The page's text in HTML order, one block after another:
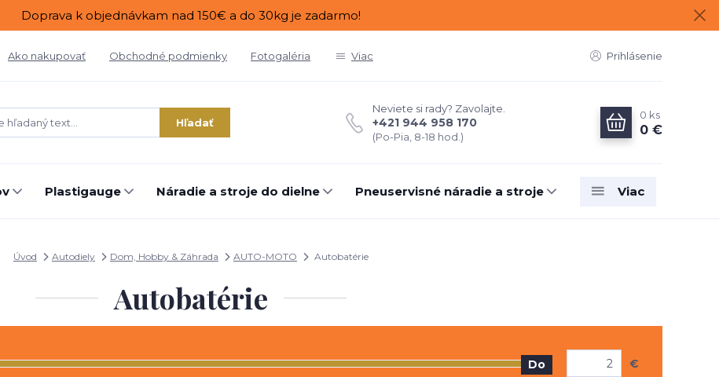
Doprava k objednávkam nad 150€ a do 30kg je zadarmo!
Ako nakupovať Obchodné podmienky Fotogaléria Viac Prihlásenie
Hľadať
Neviete si rady? Zavolajte.
+421 944 958 170
(Po-Pia, 8-18 hod.)
0 ks
0 €
Plastigauge Náradie a stroje do dielne Pneuservisné náradie a stroje Viac
Úvod Autodiely Dom, Hobby & Záhrada AUTO-MOTO Autobatérie
Autobatérie
Do €